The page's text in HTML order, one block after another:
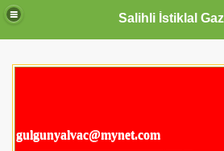
Salihli İstiklal
gulgunyalvac@mynet.com